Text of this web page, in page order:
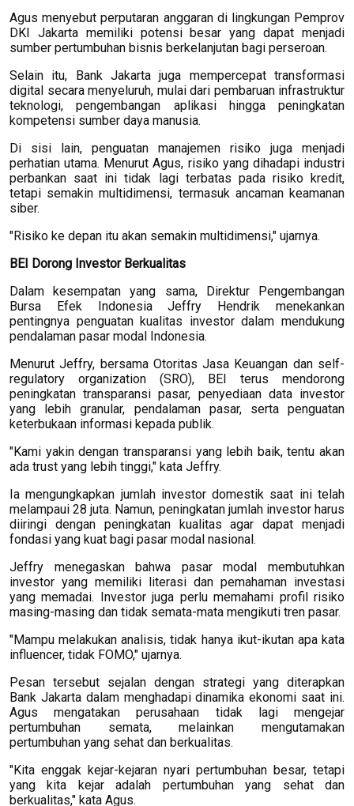
Agus menyebut perputaran anggaran di lingkungan Pemprov
DKI Jakarta memiliki potensi besar yang dapat menjadi
sumber pertumbuhan bisnis berkelanjutan bagi perseroan.
Selain itu, Bank Jakarta juga mempercepat transformasi
digital secara menyeluruh, mulai dari pembaruan infrastruktur
teknologi, pengembangan aplikasi hingga peningkatan
kompetensi sumber daya manusia.
Di sisi lain, penguatan manajemen risiko juga menjadi
perhatian utama. Menurut Agus, risiko yang dihadapi industri
perbankan saat ini tidak lagi terbatas pada risiko kredit,
tetapi semakin multidimensi, termasuk ancaman keamanan
siber.
"Risiko ke depan itu akan semakin multidimensi," ujarnya.
BEI Dorong Investor Berkualitas
Dalam kesempatan yang sama, Direktur Pengembangan
Bursa Efek Indonesia Jeffry Hendrik menekankan
pentingnya penguatan kualitas investor dalam mendukung
pendalaman pasar modal Indonesia.
Menurut Jeffry, bersama Otoritas Jasa Keuangan dan self-
regulatory organization (SRO), BEI terus mendorong
peningkatan transparansi pasar, penyediaan data investor
yang lebih granular, pendalaman pasar, serta penguatan
keterbukaan informasi kepada publik.
"Kami yakin dengan transparansi yang lebih baik, tentu akan
ada trust yang lebih tinggi," kata Jeffry.
Ia mengungkapkan jumlah investor domestik saat ini telah
melampaui 28 juta. Namun, peningkatan jumlah investor harus
diiringi dengan peningkatan kualitas agar dapat menjadi
fondasi yang kuat bagi pasar modal nasional.
Jeffry menegaskan bahwa pasar modal membutuhkan
investor yang memiliki literasi dan pemahaman investasi
yang memadai. Investor juga perlu memahami profil risiko
masing-masing dan tidak semata-mata mengikuti tren pasar.
"Mampu melakukan analisis, tidak hanya ikut-ikutan apa kata
influencer, tidak FOMO," ujarnya.
Pesan tersebut sejalan dengan strategi yang diterapkan
Bank Jakarta dalam menghadapi dinamika ekonomi saat ini.
Agus mengatakan perusahaan tidak lagi mengejar
pertumbuhan semata, melainkan mengutamakan
pertumbuhan yang sehat dan berkualitas.
"Kita enggak kejar-kejaran nyari pertumbuhan besar, tetapi
yang kita kejar adalah pertumbuhan yang sehat dan
berkualitas," kata Agus.